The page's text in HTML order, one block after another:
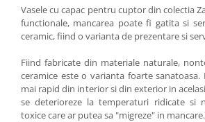
Vasele cu capac pentru cuptor din colectia
functionale, mancarea poate fi gatita si
ceramic, fiind o varianta de prezentare si
Fiind fabricate din materiale naturale,
ceramice este o varianta foarte sanatoasa.
mai rapid din interior si din exterior in
se deterioreze la temperaturi ridicate si
toxice care ar putea sa "migreze" in mancare.